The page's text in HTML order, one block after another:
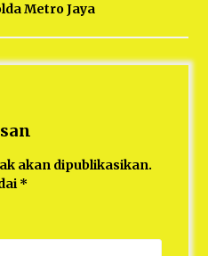
Metro Jaya
akan dipublikasikan.
*